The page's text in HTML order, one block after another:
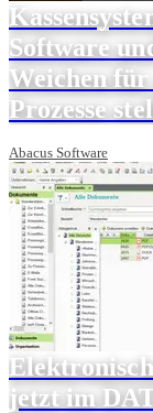
Software
Weichen
Prozesse
Abacus Software
jetzt im